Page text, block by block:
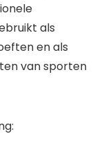
als
en als
van sporten